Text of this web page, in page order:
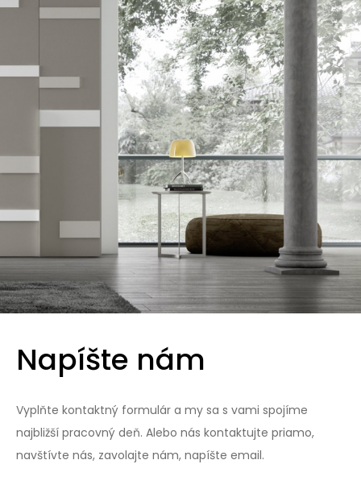
Napíšte nám
Vyplňte kontaktný formulár a my sa s vami spojíme
najbližší pracovný deň. Alebo nás kontaktujte priamo,
navštívte nás, zavolajte nám, napíšte email.